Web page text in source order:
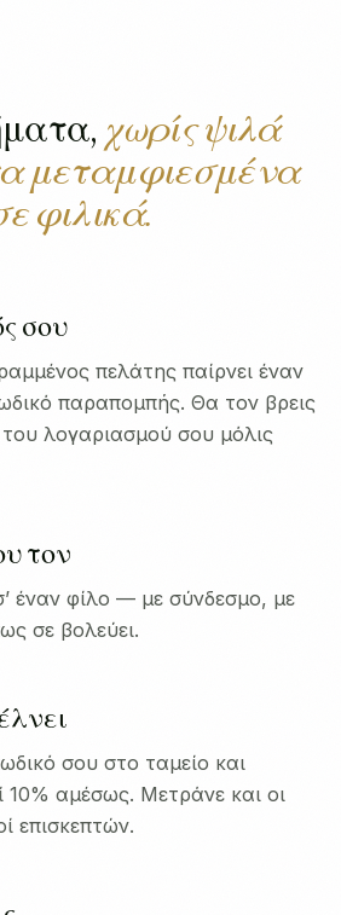
χωρίς ψιλά
μεταμφιεσμένα
φιλικά.
σου
πελάτης παίρνει έναν
παραπομπής. Θα τον βρεις
λογαριασμού σου μόλις
τον
έναν φίλο — με σύνδεσμο, με
σε βολεύει.
σου στο ταμείο και
10% αμέσως. Μετράνε και οι
επισκεπτών.